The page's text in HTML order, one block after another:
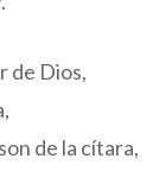
de Dios,
de la cítara,